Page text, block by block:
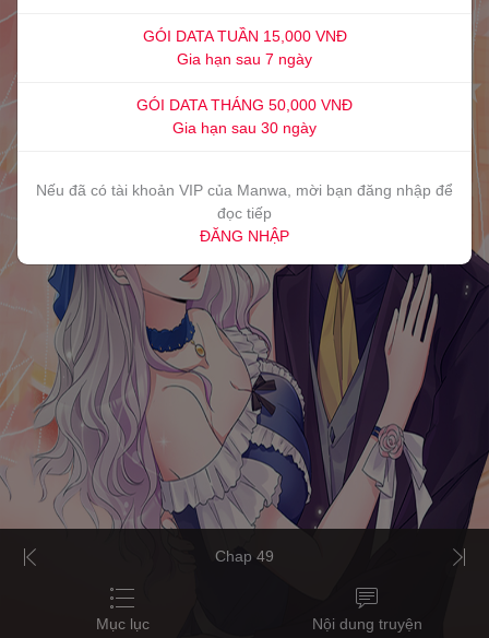
Chap 49
Mục lục Nội dung truyện
GÓI DATA TUẦN 15,000 VNĐ
Gia hạn sau 7 ngày
GÓI DATA THÁNG 50,000 VNĐ
Gia hạn sau 30 ngày
Nếu đã có tài khoản VIP của Manwa, mời bạn đăng nhập để
đọc tiếp
ĐĂNG NHẬP